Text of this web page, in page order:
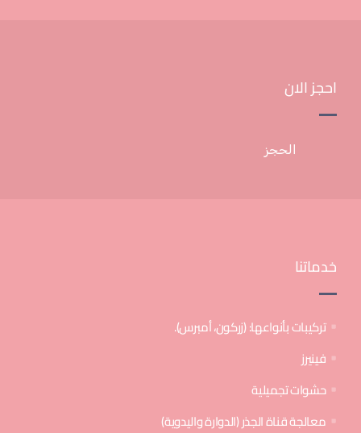
احجز الان
الحجز
خدماتنا
تركيبات بأنواعها: (زركون، أمبرس).
فينيرز
حشوات تجميلية
معالجة قناة الجذر (الدوارة واليدوية)